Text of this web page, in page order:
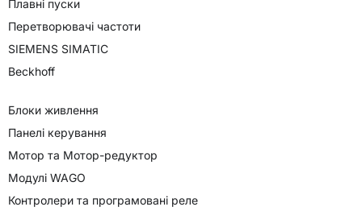
Плавні пуски
Перетворювачі частоти
SIEMENS SIMATIC
Beckhoff
Блоки живлення
Панелі керування
Мотор та Мотор-редуктор
Модулі WAGO
Контролери та програмовані реле